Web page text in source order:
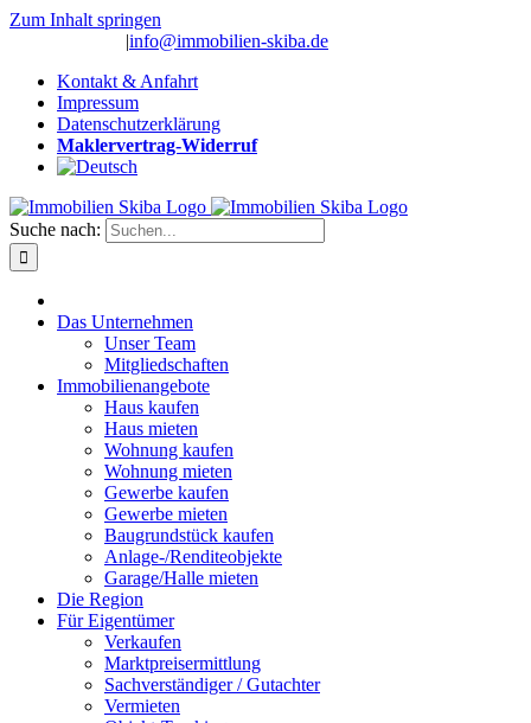
Zum Inhalt springen
|info@immobilien-skiba.de
Kontakt & Anfahrt
Impressum
Datenschutzerklärung
Maklervertrag-Widerruf
Suche nach:
Das Unternehmen
Unser Team
Mitgliedschaften
Immobilienangebote
Haus kaufen
Haus mieten
Wohnung kaufen
Wohnung mieten
Gewerbe kaufen
Gewerbe mieten
Baugrundstück kaufen
Anlage-/Renditeobjekte
Garage/Halle mieten
Die Region
Für Eigentümer
Verkaufen
Marktpreisermittlung
Sachverständiger / Gutachter
Vermieten